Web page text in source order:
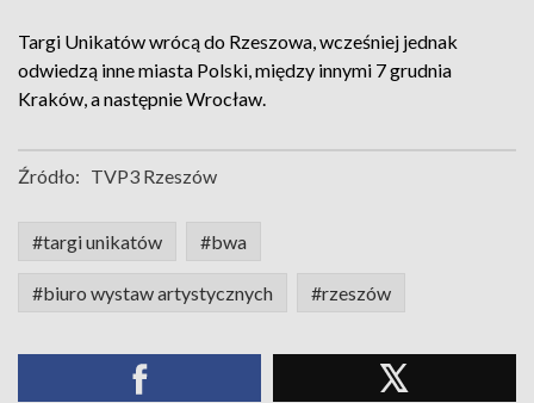
Targi Unikatów wrócą do Rzeszowa, wcześniej jednak
odwiedzą inne miasta Polski, między innymi 7 grudnia
Kraków, a następnie Wrocław.
Źródło: TVP3 Rzeszów
#targi unikatów #bwa
#biuro wystaw artystycznych #rzeszów